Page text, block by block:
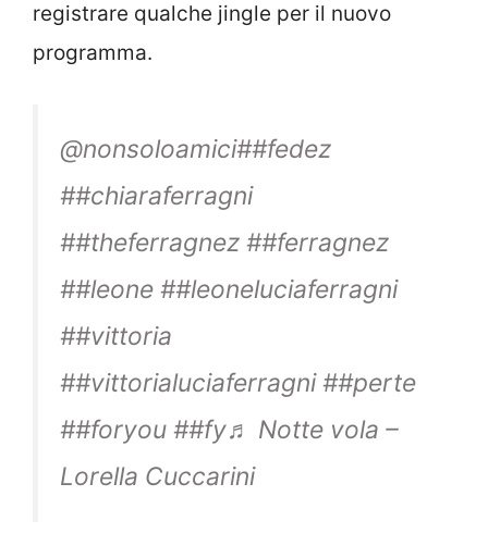
registrare qualche jingle per il nuovo
programma.
@nonsoloamici##fedez
##chiaraferragni
##theferragnez ##ferragnez
##leone ##leoneluciaferragni
##vittoria
##vittorialuciaferragni ##perte
##foryou ##fy♬ Notte vola –
Lorella Cuccarini